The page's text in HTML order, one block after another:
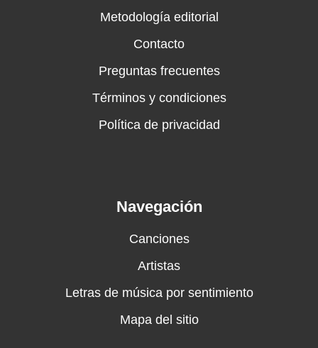
Metodología editorial
Contacto
Preguntas frecuentes
Términos y condiciones
Política de privacidad
Navegación
Canciones
Artistas
Letras de música por sentimiento
Mapa del sitio